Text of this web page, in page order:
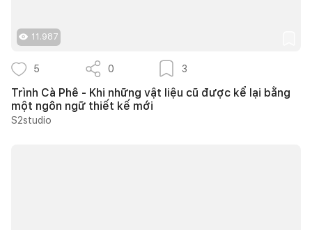
11.987
5 0 3
Trình Cà Phê - Khi những vật liệu cũ được kể lại bằng
một ngôn ngữ thiết kế mới
S2studio